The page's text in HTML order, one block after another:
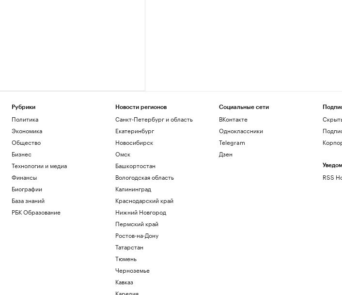
Рубрики
Политика
Экономика
Общество
Бизнес
Технологии и медиа
Финансы
Биографии
База знаний
РБК Образование
Новости регионов
Санкт-Петербург и область
Екатеринбург
Новосибирск
Омск
Башкортостан
Вологодская область
Калининград
Краснодарский край
Нижний Новгород
Пермский край
Ростов-на-Дону
Татарстан
Тюмень
Черноземье
Кавказ
Карелия
Социальные сети
ВКонтакте
Одноклассники
Telegram
Дзен
RSS